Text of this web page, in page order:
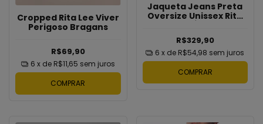
Cropped Rita Lee Viver
Perigoso Bragans
R$69,90
6 x de R$11,65 sem juros
COMPRAR
Jaqueta Jeans Preta
Oversize Unissex Rita
Bragans
R$329,90
6 x de R$54,98 sem juros
COMPRAR